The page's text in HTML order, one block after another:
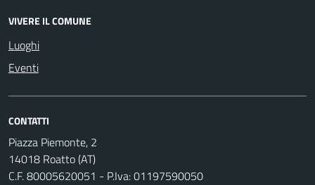
VIVERE IL COMUNE
Luoghi
Eventi
CONTATTI
Piazza Piemonte, 2
14018 Roatto (AT)
C.F. 80005620051 - P.Iva: 01197590050